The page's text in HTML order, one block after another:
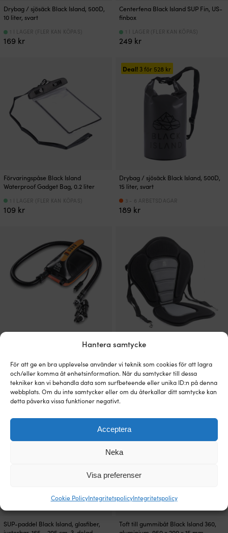
Hantera samtycke
För att ge en bra upplevelse använder vi teknik som cookies för att lagra
och/eller komma åt enhetsinformation. När du samtycker till dessa
tekniker kan vi behandla data som surfbeteende eller unika ID:n på denna
webbplats. Om du inte samtycker eller om du återkallar ditt samtycke kan
detta påverka vissa funktioner negativt.
Acceptera
Neka
Visa preferenser
Cookie PolicyIntegritetspolicyIntegritetspolicy
Drybag / sjösäck Black Island, 500D,
10 liter, svart
169 kr
1 I LAGER (FLER KAN KÖPAS)
Centerfena Black Island SUP Fin, US-
finbox
249 kr
1 I LAGER (FLER KAN KÖPAS)
Förvaringspåse Black Island
Waterproof Gadget Bag, 0.2 liter
109 kr
1 I LAGER (FLER KAN KÖPAS)
Deal!3 för 528 kr
Drybag / sjösäck Black Island, 500D,
15 liter, svart
189 kr
3 - 6 ARBETSDAGAR
Elektrisk pump Black Island SUP, 12 V,
(manometer) + flexibel slang
1 339kr
1 I LAGER (FLER KAN KÖPAS)
Kanotstol till Black Island VERAN 9.6
579kr
SUP-paddel Black Island, glasfiber,
Toft till gummibåt Black Island 360,